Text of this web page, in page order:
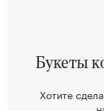
Букеты
Хотите